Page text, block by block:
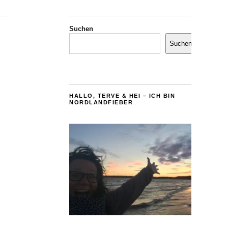
Suchen
Suchen
HALLO, TERVE & HEI – ICH BIN
NORDLANDFIEBER